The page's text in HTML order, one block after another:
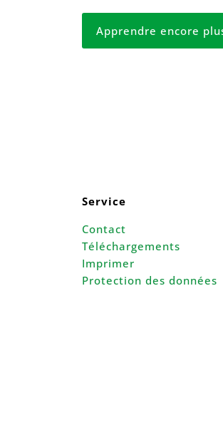
Apprendre encore
Service
Contact
Téléchargements
Imprimer
Protection des données